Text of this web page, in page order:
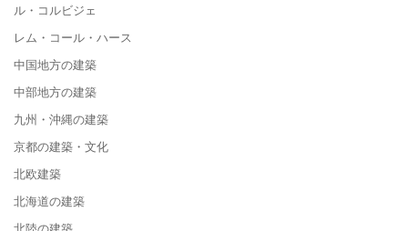
ル・コルビジェ
レム・コール・ハース
中国地方の建築
中部地方の建築
九州・沖縄の建築
京都の建築・文化
北欧建築
北海道の建築